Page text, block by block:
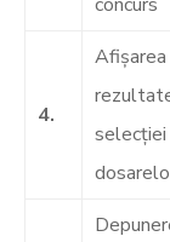
4.
Afişarea
selecţiei